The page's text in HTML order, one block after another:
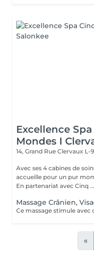
Excellence
Mondes I
14, Grand Rue Clervaux L-
Avec ses 4 cabines de
accueille pour un pur
En partenariat avec Cinq ...
Massage Crânien,
«